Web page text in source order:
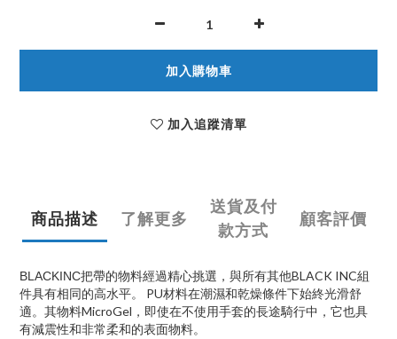
加入購物車
加入追蹤清單
商品描述 了解更多
送貨及付
款方式
顧客評價
BLACKINC把帶的物料經過精心挑選，與所有其他BLACK INC組
件具有相同的高水平。
PU材料在潮濕和乾燥條件下始終光滑舒
適。其物料MicroGel ，即使在不使用手套的長途騎行中，它也具
有減震性和非常柔和的表面物料。